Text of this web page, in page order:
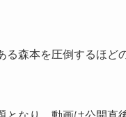
森本を圧倒するほど